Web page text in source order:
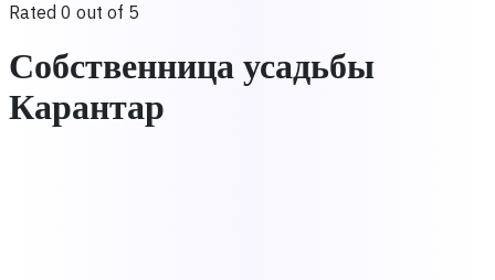
Rated 0 out of 5
Собственница усадьбы
Карантар